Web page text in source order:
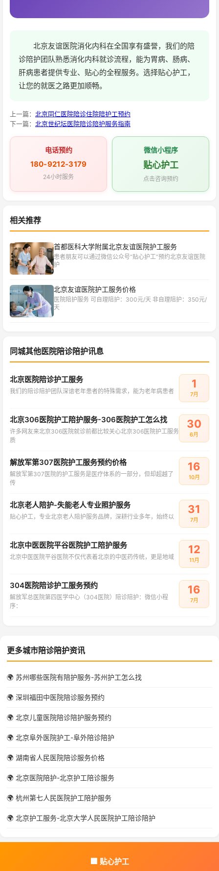
北京友谊医院消化内科在全国享有盛誉，我们的陪
诊陪护团队熟悉消化内科就诊流程，能为胃病、肠病、
肝病患者提供专业、贴心的全程服务。选择贴心护工，
让您的就医之路更加顺畅。
上一篇： 北京同仁医院陪诊住院陪护工预约
下一篇： 北京世纪坛医院陪诊陪护服务指南
电话预约
180-9212-3179
24小时服务
微信小程序
贴心护工
点击咨询预约
相关推荐
首都医科大学附属北京友谊医院护工服务
患者朋友可以通过微信公众号“贴心护工”预约北京友谊医院
护
北京友谊医院护工服务价格
医院陪护服务 可自理陪护：300元/天 非自理陪护：350元/
天
同城其他医院陪诊陪护讯息
北京医院陪诊护工服务
我们的陪诊陪护团队深谙老年患者的特殊需求，能为老年病患者
1
7月
北京306医院护工陪护服务-306医院护工怎么找
许多网友来北京306医院就诊前都比较关心北京306医院护工服务
质
30
6月
解放军第307医院护工服务预约价格
解放军第307医院的护工服务是医疗体系的一部分，但却超越了
传
16
10月
北京老人陪护-失能老人专业照护服务
贴心护工，专业北京老人陪护服务品牌，深耕行业多年，始终以
31
7月
北京中医医院平谷医院护工陪护服务
北京中医医院平谷医院不仅代表着北京的中医药传统，更是地域
12
11月
304医院陪诊护工服务预约
解放军总医院第四医学中心（304医院）陪诊陪护：微信小程
序：
16
7月
更多城市陪诊陪护资讯
🌍 苏州哪些医院有陪护服务-苏州护工怎么找
🌍 深圳福田中医院陪诊服务预约
🌍 北京儿童医院陪诊陪护服务预约
🌍 北京阜外医院护工-阜外陪诊陪护
🌍 湖南省人民医院陪诊服务价格
🌍 北京医院陪护-北京护工陪诊服务
🌍 杭州第七人民医院护工陪护服务
🌍 北京护工服务-北京大学人民医院护工陪诊陪护
🏢 贴心护工